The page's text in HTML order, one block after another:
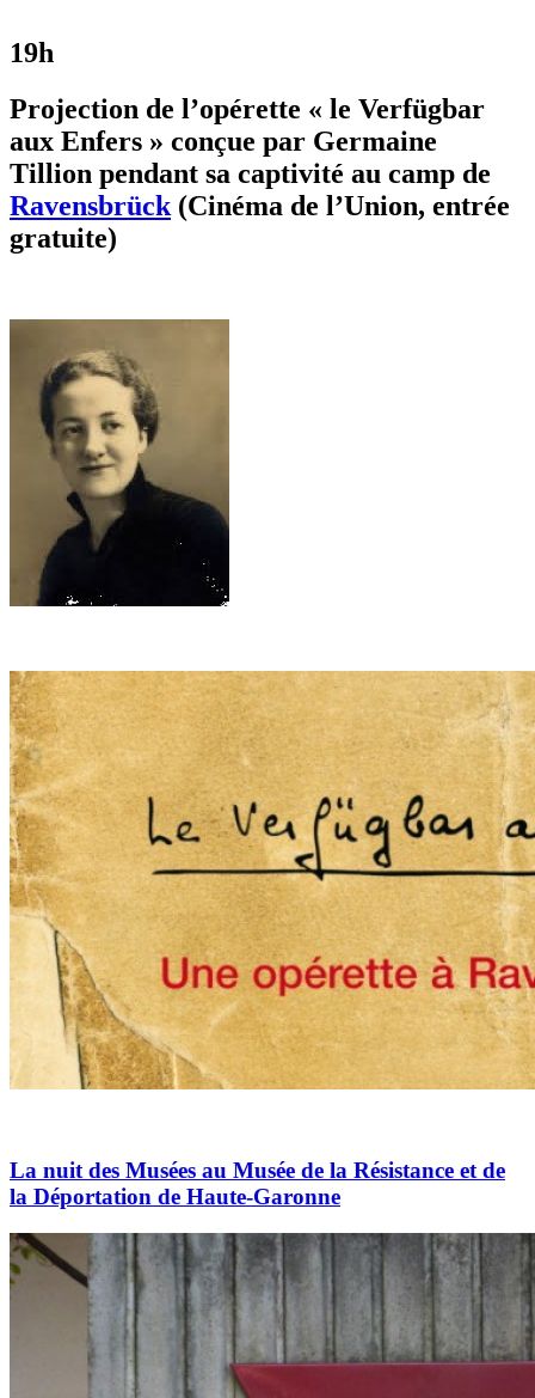
19h
Projection de l’opérette « le Verfügbar
aux Enfers » conçue par Germaine
Tillion pendant sa captivité au camp de
Ravensbrück(Cinéma de l’Union, entrée
gratuite)
La nuit des Musées au Musée de la Résistance et de
la Déportation de Haute-Garonne